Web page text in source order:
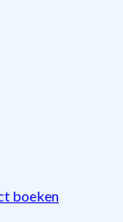
boeken